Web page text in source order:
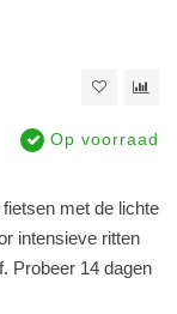
Op voorraad
met de lichte
intensieve ritten
Probeer 14 dagen